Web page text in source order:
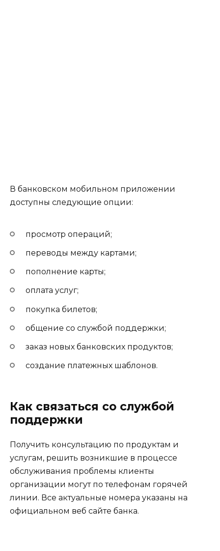
В банковском мобильном приложении
доступны следующие опции:
просмотр операций;
переводы между картами;
пополнение карты;
оплата услуг;
покупка билетов;
общение со службой поддержки;
заказ новых банковских продуктов;
создание платежных шаблонов.
Как связаться со службой
поддержки
Получить консультацию по продуктам и
услугам, решить возникшие в процессе
обслуживания проблемы клиенты
организации могут по телефонам горячей
линии. Все актуальные номера указаны на
официальном веб сайте банка.